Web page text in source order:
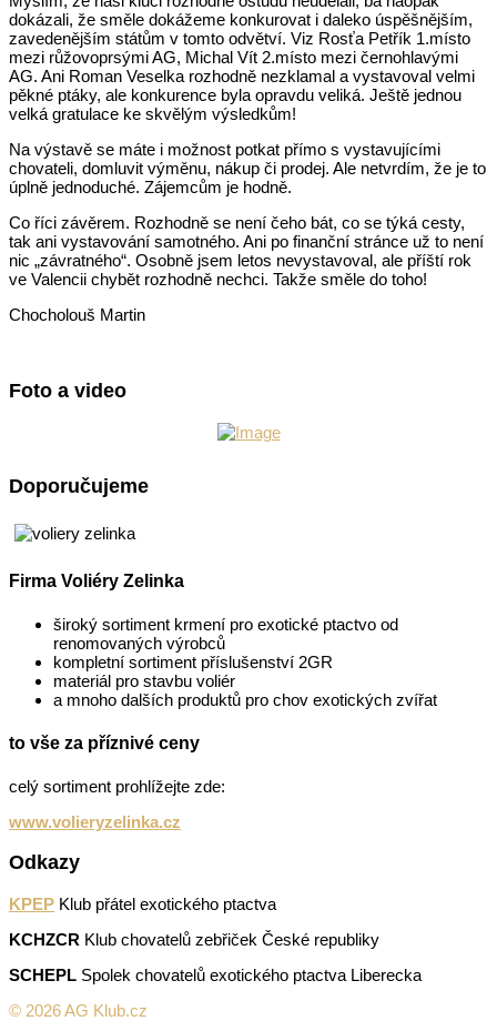
dokázali, že směle dokážeme konkurovat i daleko úspěšnějším,
zavedenějším státům v tomto odvětví. Viz Rosťa Petřík 1.místo
mezi růžovoprsými AG, Michal Vít 2.místo mezi černohlavými
AG. Ani Roman Veselka rozhodně nezklamal a vystavoval velmi
pěkné ptáky, ale konkurence byla opravdu veliká. Ještě jednou
velká gratulace ke skvělým výsledkům!
Na výstavě se máte i možnost potkat přímo s vystavujícími
chovateli, domluvit výměnu, nákup či prodej. Ale netvrdím, že je to
úplně jednoduché. Zájemcům je hodně.
Co říci závěrem. Rozhodně se není čeho bát, co se týká cesty,
tak ani vystavování samotného. Ani po finanční stránce už to není
nic „závratného“. Osobně jsem letos nevystavoval, ale příští rok
ve Valencii chybět rozhodně nechci. Takže směle do toho!
Chocholouš Martin
Foto a video
Doporučujeme
Firma Voliéry Zelinka
široký sortiment krmení pro exotické ptactvo od
renomovaných výrobců
kompletní sortiment příslušenství 2GR
materiál pro stavbu voliér
a mnoho dalších produktů pro chov exotických zvířat
to vše za příznivé ceny
celý sortiment prohlížejte zde:
www.volieryzelinka.cz
Odkazy
KPEP Klub přátel exotického ptactva
KCHZCR Klub chovatelů zebřiček České republiky
SCHEPL Spolek chovatelů exotického ptactva Liberecka
© 2026 AG Klub.cz